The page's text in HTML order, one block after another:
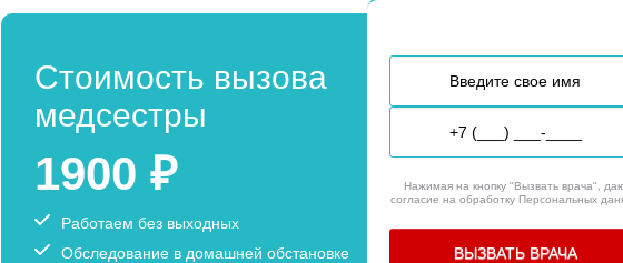
Стоимость вызова
медсестры
1900 ₽
Работаем без выходных
Обследование в домашней обстановке
Нажимая на кнопку "Вызвать врача",
согласие на обработку Персональных
ВЫЗВАТЬ ВРАЧА